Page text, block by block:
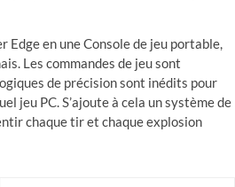
en une Console de jeu portable,
Les commandes de jeu sont
de précision sont inédits pour
jeu PC. S’ajoute à cela un système de
chaque tir et chaque explosion